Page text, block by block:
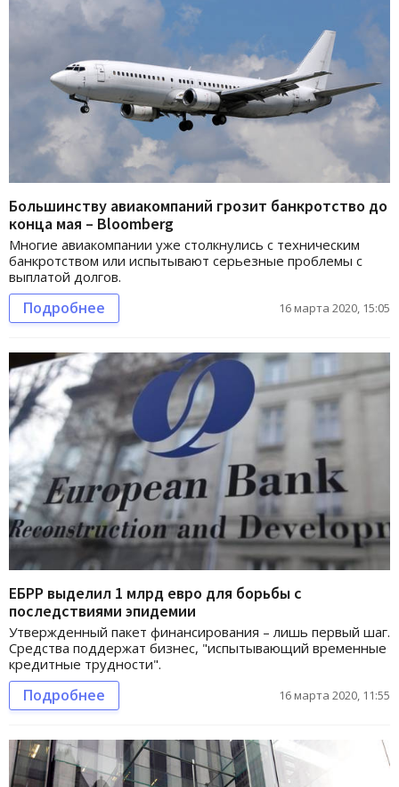
Большинству авиакомпаний грозит банкротство до
конца мая – Bloomberg
Многие авиакомпании уже столкнулись с техническим
банкротством или испытывают серьезные проблемы с
выплатой долгов.
Подробнее 16 марта 2020, 15:05
ЕБРР выделил 1 млрд евро для борьбы с
последствиями эпидемии
Утвержденный пакет финансирования – лишь первый шаг.
Средства поддержат бизнес, "испытывающий временные
кредитные трудности".
Подробнее 16 марта 2020, 11:55